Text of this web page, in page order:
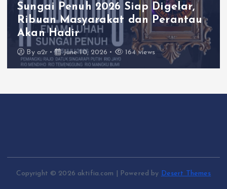
Sungai Penuh 2026 Siap Digelar,
Ribuan Masyarakat dan Perantau
Akan Hadir
By a2r June 10, 2026 164 views
Copyright © 2026 aktifia.com | Powered by Desert Themes